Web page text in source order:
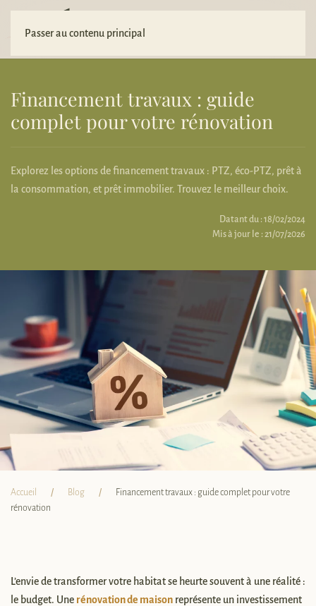
Passer au contenu principal
Financement travaux : guide
complet pour votre rénovation
Explorez les options de financement travaux : PTZ, éco-PTZ, prêt à
la consommation, et prêt immobilier. Trouvez le meilleur choix.
Datant du : 18/02/2024
Mis à jour le : 21/07/2026
Accueil Blog
Financement travaux : guide complet pour votre
rénovation
L’envie de transformer votre habitat se heurte souvent à une réalité :
le budget. Une rénovation de maison représente un investissement